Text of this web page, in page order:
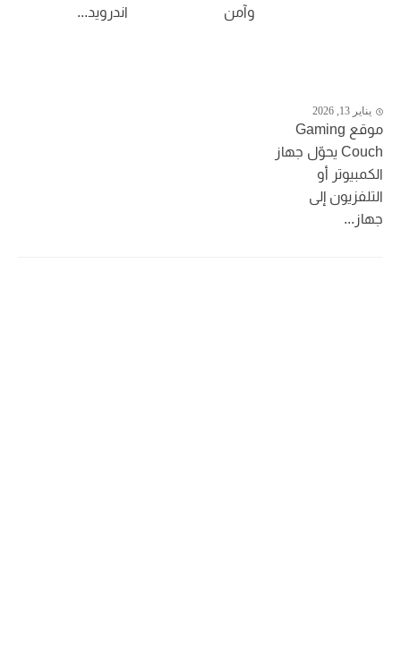
وآمن
اندرويد...
يناير 13, 2026
موقع Gaming
Couch يحوّل جهاز
الكمبيوتر أو
التلفزيون إلى
جهاز...